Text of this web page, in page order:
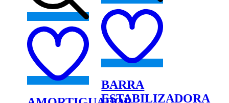
Add
wishlist
wishlist
BARRA
ESTABILIZADORA